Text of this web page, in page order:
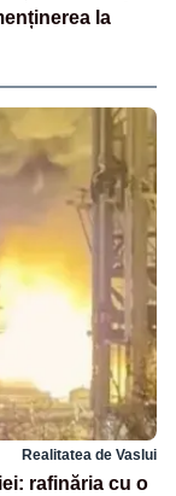
la
Realitatea de Vaslui
rafinăria cu o